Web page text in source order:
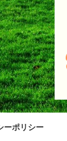
ーポリシー